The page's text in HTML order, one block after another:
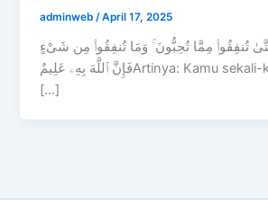
adminweb /April 17, 2025
حَتَّىٰ تُنفِقُوا۟ مِمَّا تُحِبُّونَ ۚ وَمَا تُنفِقُوا۟ مِن شَىْءٍ
فَإِنَّ ٱللَّهَ بِهِۦ عَلِيمٌArtinya: Kamu sekali-kali tidak sampai
[…]